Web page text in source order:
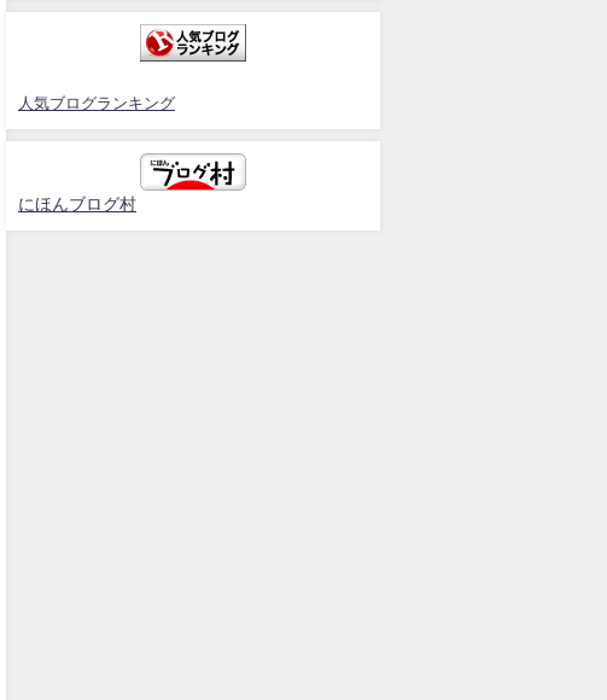
人気ブログランキング
にほんブログ村